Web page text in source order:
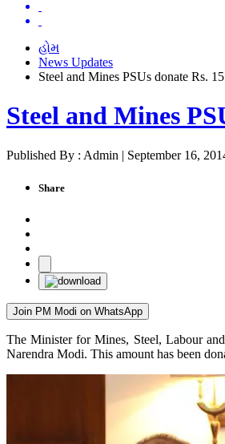
હોમ
News Updates
Steel and Mines PSUs donate Rs.
Steel and Mines
Published By : Admin | September 16,
Share
Join PM Modi on WhatsApp
The Minister for Mines, Steel, Labour
Narendra Modi. This amount has been